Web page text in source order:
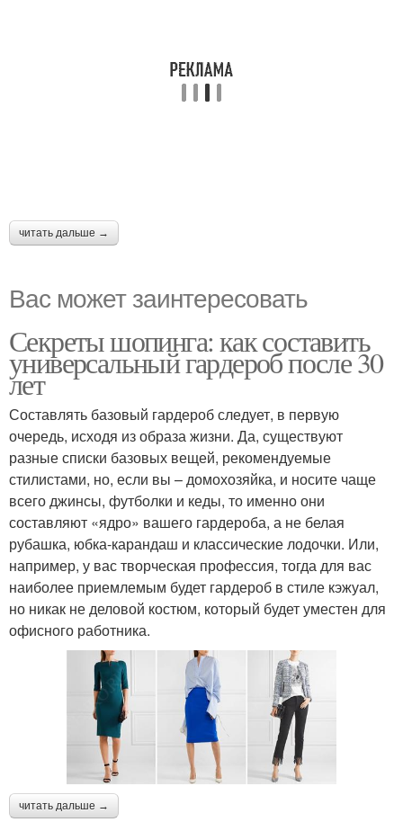
читать дальше →
Вас может заинтересовать
Секреты шопинга: как составить
универсальный гардероб после 30
лет
Составлять базовый гардероб следует, в первую
очередь, исходя из образа жизни. Да, существуют
разные списки базовых вещей, рекомендуемые
стилистами, но, если вы – домохозяйка, и носите чаще
всего джинсы, футболки и кеды, то именно они
составляют «ядро» вашего гардероба, а не белая
рубашка, юбка-карандаш и классические лодочки. Или,
например, у вас творческая профессия, тогда для вас
наиболее приемлемым будет гардероб в стиле кэжуал,
но никак не деловой костюм, который будет уместен для
офисного работника.
читать дальше →